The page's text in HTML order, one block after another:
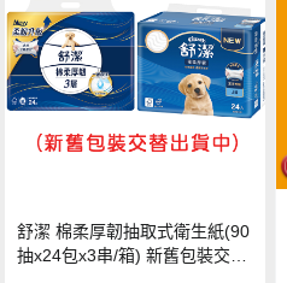
舒潔 棉柔厚韌抽取式衛生紙(90
抽x24包x3串/箱) 新舊包裝交替